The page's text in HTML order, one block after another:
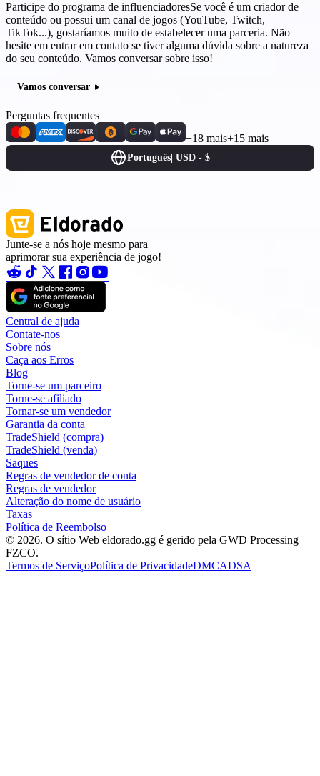
Participe do programa de influenciadoresSe você é um criador de
conteúdo ou possui um canal de jogos (YouTube, Twitch,
TikTok...), gostaríamos muito de estabelecer uma parceria. Não
hesite em entrar em contato se tiver alguma dúvida sobre a natureza
do seu conteúdo. Vamos conversar sobre isso!
Vamos conversar
Perguntas frequentes
+18 mais+15 mais
Português USD - $
Junte-se a nós hoje mesmo para
aprimorar sua experiência de jogo!
Central de ajuda
Contate-nos
Sobre nós
Caça aos Erros
Blog
Torne-se um parceiro
Torne-se afiliado
Tornar-se um vendedor
Garantia da conta
TradeShield (compra)
TradeShield (venda)
Saques
Regras de vendedor de conta
Regras de vendedor
Alteração do nome de usuário
Taxas
Política de Reembolso
© 2026. O sítio Web eldorado.gg é gerido pela GWD Processing
FZCO.
Termos de ServiçoPolítica de PrivacidadeDMCADSA